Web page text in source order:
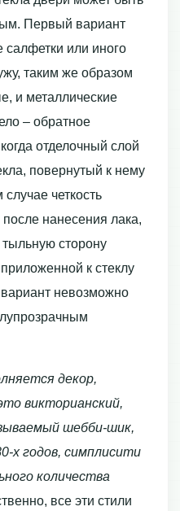
Первый вариант
салфетки или иного
таким же образом
и металлические
– обратное
отделочный слой
повернутый к нему
четкость
нанесения лака,
тыльную сторону
к стеклу
невозможно
декор,
викторианский,
шебби-шик,
х годов, симплисити
количества
все эти стили